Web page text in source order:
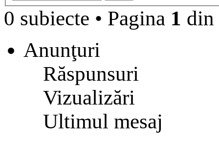
0 subiecte • Pagina 1 din
Anunţuri
Răspunsuri
Vizualizări
Ultimul mesaj